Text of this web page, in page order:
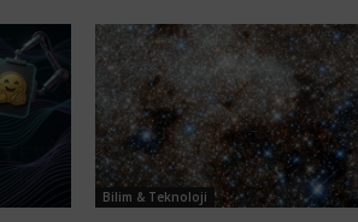
Bilim & Teknoloji